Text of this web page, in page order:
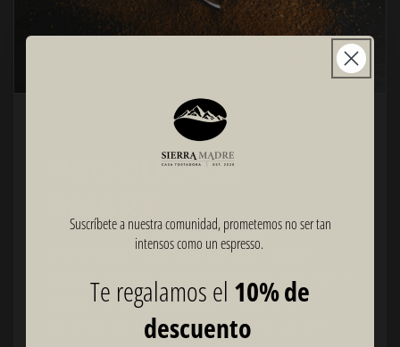
PRODUCTOS
En Sierra Madre hacemos productos SMART: Sencillos,
Medibles, Alcanzables, Relevantes y a Tiempo. No te vamos a
prometer ceremonias complicadas ni experiencias
rebuscadas; solo buen café, bien hecho y listo cuando lo
Suscríbete a nuestra comunidad, prometemos no ser tan
intensos como un espresso.
Te regalamos el 10% de
descuento